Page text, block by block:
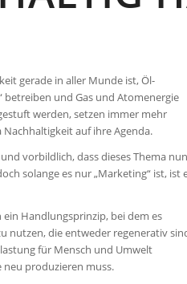
gerade in aller Munde ist, Öl-
betreiben und Gas und Atomenergie
werden, setzen immer mehr
auf ihre Agenda.
vorbildlich, dass dieses Thema nun
solange es nur „Marketing“ ist, ist
Handlungsprinzip, bei dem es
nutzen, die entweder regenerativ
für Mensch und Umwelt
neu produzieren muss.